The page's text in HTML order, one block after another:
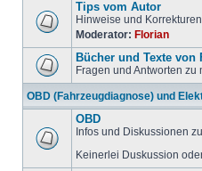
Tips vom Autor
Hinweise und
Moderator: Florian
Bücher und Texte von
Fragen und Antworten zu
OBD (Fahrzeugdiagnose) und
OBD
Infos und Diskussionen
Keinerlei Duskussion